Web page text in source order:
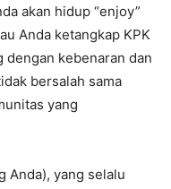
akan hidup “enjoy”
Anda ketangkap KPK
dengan kebenaran dan
bersalah sama
yang
Anda), yang selalu